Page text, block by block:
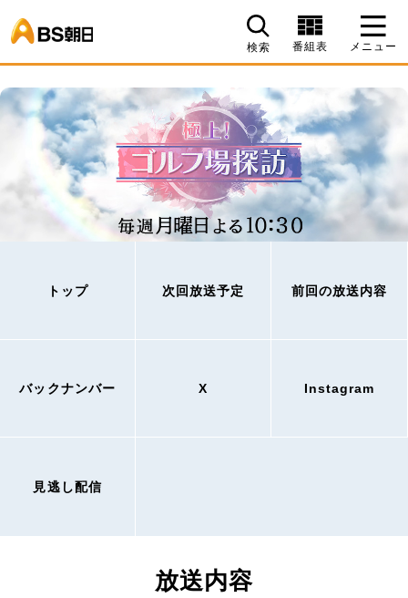
検索 番組表 メニュー
トップ 次回放送予定 前回の放送内容
バックナンバー X Instagram
見逃し配信
放送内容